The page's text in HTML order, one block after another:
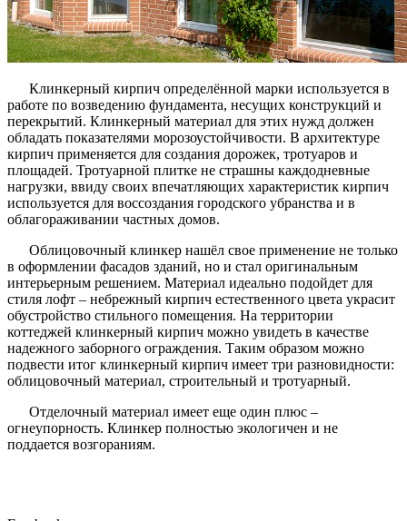
Клинкерный кирпич определённой марки используется в
работе по возведению фундамента, несущих конструкций и
перекрытий. Клинкерный материал для этих нужд должен
обладать показателями морозоустойчивости. В архитектуре
кирпич применяется для создания дорожек, тротуаров и
площадей. Тротуарной плитке не страшны каждодневные
нагрузки, ввиду своих впечатляющих характеристик кирпич
используется для воссоздания городского убранства и в
облагораживании частных домов.
Облицовочный клинкер нашёл свое применение не только
в оформлении фасадов зданий, но и стал оригинальным
интерьерным решением. Материал идеально подойдет для
стиля лофт – небрежный кирпич естественного цвета украсит
обустройство стильного помещения. На территории
коттеджей клинкерный кирпич можно увидеть в качестве
надежного заборного ограждения. Таким образом можно
подвести итог клинкерный кирпич имеет три разновидности:
облицовочный материал, строительный и тротуарный.
Отделочный материал имеет еще один плюс –
огнеупорность. Клинкер полностью экологичен и не
поддается возгораниям.